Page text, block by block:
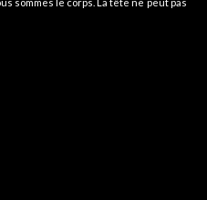
sommes le corps. La tête ne peut pas